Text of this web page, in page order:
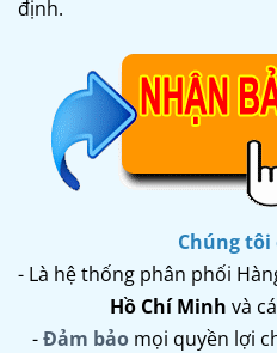
định.
Chúng tôi
- Là hệ thống phân phối
Hồ Chí Minh và
-Đảm bảo mọi quyền lợi